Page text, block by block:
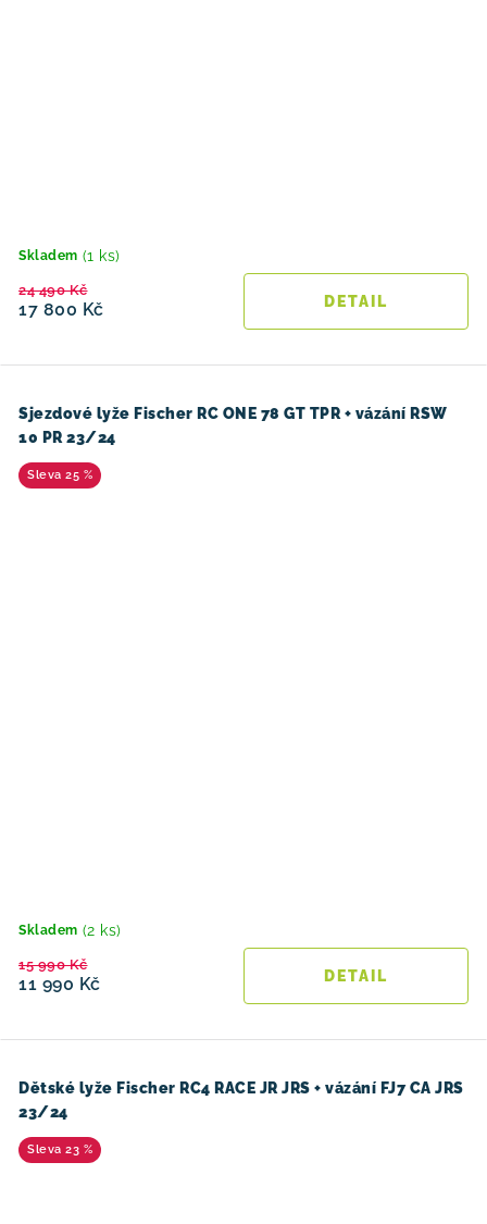
Skladem (1 ks)
17 800 Kč
24 490 Kč
Sjezdové lyže Fischer RC ONE 78 GT TPR + vázání RSW
10 PR 23/24
25 %
Skladem (2 ks)
11 990 Kč
15 990 Kč
Dětské lyže Fischer RC4 RACE JR JRS + vázání FJ7 CA JRS
23/24
23 %